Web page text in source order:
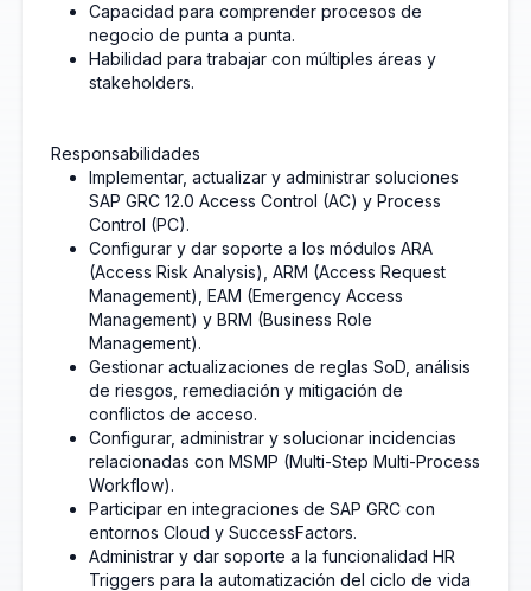
Capacidad para comprender procesos de
negocio de punta a punta.
Habilidad para trabajar con múltiples áreas y
stakeholders.
Responsabilidades
Implementar, actualizar y administrar soluciones
SAP GRC 12.0 Access Control (AC) y Process
Control (PC).
Configurar y dar soporte a los módulos ARA
(Access Risk Analysis), ARM (Access Request
Management), EAM (Emergency Access
Management) y BRM (Business Role
Management).
Gestionar actualizaciones de reglas SoD, análisis
de riesgos, remediación y mitigación de
conflictos de acceso.
Configurar, administrar y solucionar incidencias
relacionadas con MSMP (Multi-Step Multi-Process
Workflow).
Participar en integraciones de SAP GRC con
entornos Cloud y SuccessFactors.
Administrar y dar soporte a la funcionalidad HR
Triggers para la automatización del ciclo de vida